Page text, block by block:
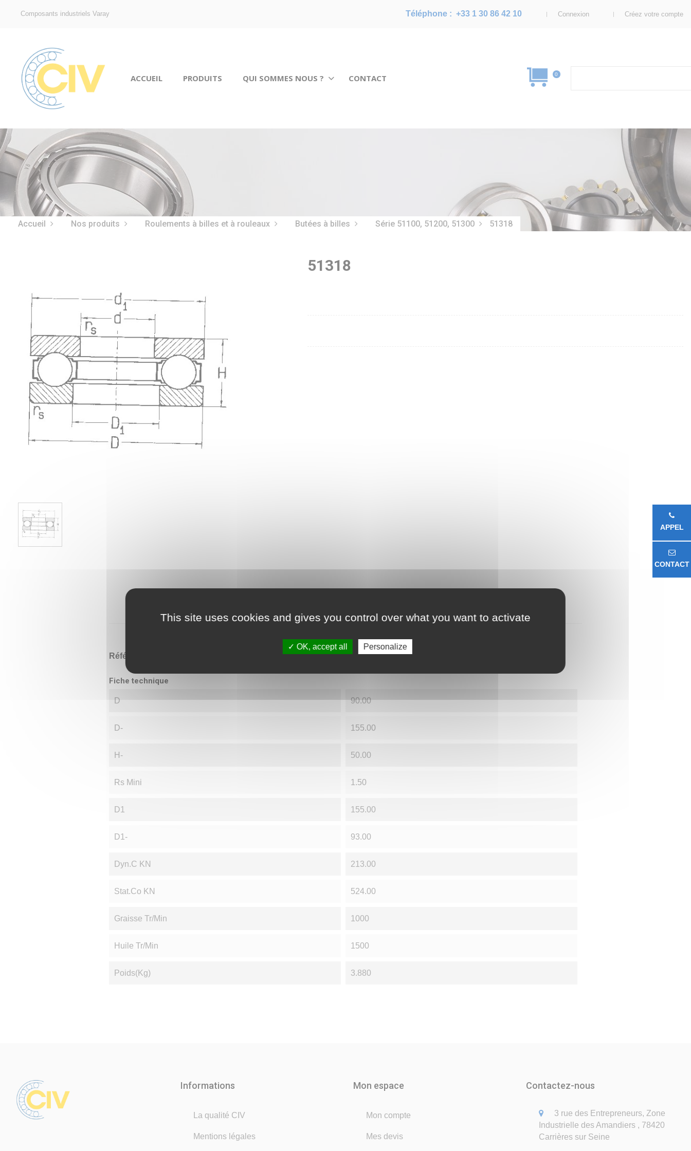
Composants industriels Varay Connexion Créez votre compte
Téléphone : +33 1 30 86 42 10
ACCUEIL PRODUITS QUI SOMMES NOUS ? CONTACT 0
Accueil Nos produits Roulements à billes et à rouleaux Butées à billes Série 51100, 51200, 51300 51318
51318
Référence
Fiche technique
D 90.00
D- 155.00
H- 50.00
Rs Mini 1.50
D1 155.00
D1- 93.00
Dyn.C KN 213.00
Stat.Co KN 524.00
Graisse Tr/min 1000
Huile Tr/min 1500
Poids(Kg) 3.880
Informations
La qualité CIV
Mentions légales
Mon espace
Mon compte
Mes devis
Contactez-nous
3 rue des Entrepreneurs, Zone
Industrielle des Amandiers , 78420
Carrières sur Seine
APPEL
CONTACT
This site uses cookies and gives you control over what you want to activate
OK, accept all Personalize